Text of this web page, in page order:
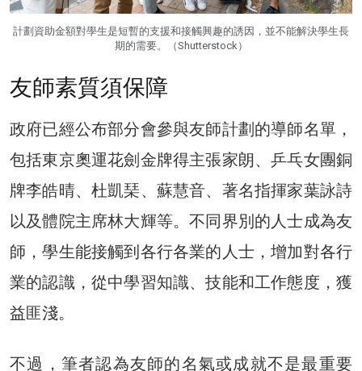
計劃資助金額對學生是短暫的支援和接觸興趣的誘因，並不能解決學生長
期的需要。（Shutterstock）
友師素質須保障
政府已經公布部分會參與友師計劃的導師名單，
包括東京奧運花劍金牌得主張家朗、乒乓女團銅
牌李皓晴、杜凱琹、蘇慧音、著名指揮家葉詠詩
以及體院主席林大輝等。不同界別的人士成為友
師，學生能接觸到各行各業的人士，增加對各行
業的認識，從中學習知識、技能和工作態度，獲
益匪淺。
不過，筆者認為友師的名氣或成就不是最重要